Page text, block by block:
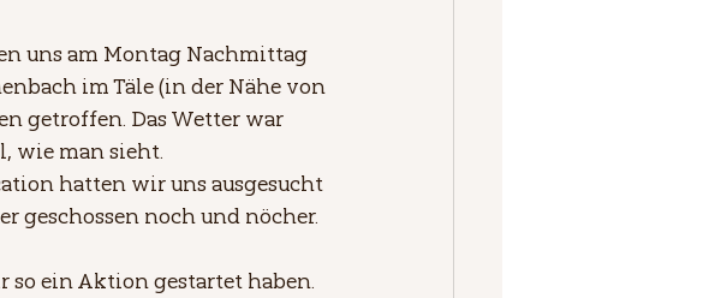
uns am Montag Nachmittag
im Täle (in der Nähe von
getroffen. Das Wetter war
wie man sieht.
hatten wir uns ausgesucht
geschossen noch und nöcher.
so ein Aktion gestartet haben.